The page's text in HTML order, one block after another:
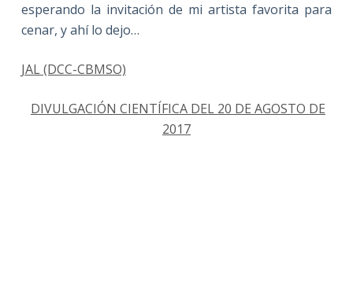
esperando la invitación de mi artista favorita para
cenar, y ahí lo dejo…
JAL (DCC-CBMSO)
DIVULGACIÓN CIENTÍFICA DEL 20 DE AGOSTO DE
2017